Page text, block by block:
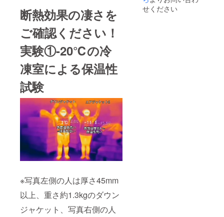
断熱効果の凄さを
ご確認ください！
実験①-20℃の冷
凍室による保温性
試験
※写真左側の人は厚さ45mm
以上、重さ約1.3kgのダウン
ジャケット、写真右側の人
せください